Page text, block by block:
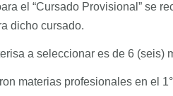
el “Cursado Provisional” se
dicho cursado.
a seleccionar es de 6 (seis)
materias profesionales en el